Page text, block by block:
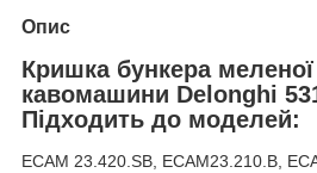
Опис
Кришка бункера меленої
кавомашини Delonghi
Підходить до моделей:
ECAM 23.420.SB, ECAM23.210.B,